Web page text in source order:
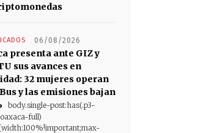
06/08/2026
presenta ante GIZ y
sus avances en
32 mujeres operan
y las emisiones bajan
body.single-post:has(.p3-
full)